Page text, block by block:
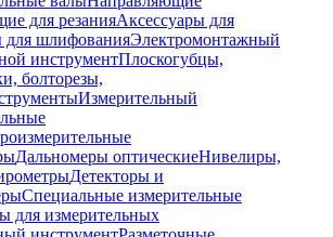
для резанияАксессуары для
для шлифованияЭлектромонтажный
инструментПлоскогубцы,
болторезы,
Измерительный
Дальномеры оптическиеНивелиры,
Детекторы и
Специальные измерительные
для измерительных